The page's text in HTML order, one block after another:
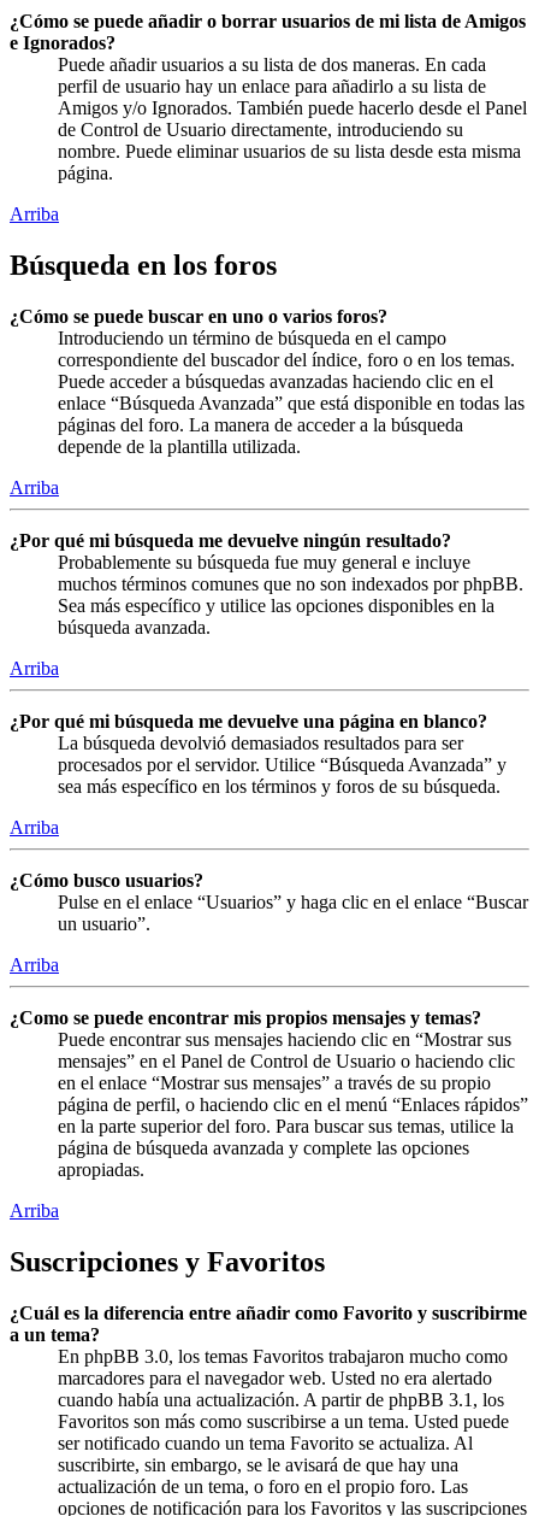
¿Cómo se puede añadir o borrar usuarios de mi lista de Amigos
e Ignorados?
Puede añadir usuarios a su lista de dos maneras. En cada
perfil de usuario hay un enlace para añadirlo a su lista de
Amigos y/o Ignorados. También puede hacerlo desde el Panel
de Control de Usuario directamente, introduciendo su
nombre. Puede eliminar usuarios de su lista desde esta misma
página.
Arriba
Búsqueda en los foros
¿Cómo se puede buscar en uno o varios foros?
Introduciendo un término de búsqueda en el campo
correspondiente del buscador del índice, foro o en los temas.
Puede acceder a búsquedas avanzadas haciendo clic en el
enlace “Búsqueda Avanzada” que está disponible en todas las
páginas del foro. La manera de acceder a la búsqueda
depende de la plantilla utilizada.
Arriba
¿Por qué mi búsqueda me devuelve ningún resultado?
Probablemente su búsqueda fue muy general e incluye
muchos términos comunes que no son indexados por phpBB.
Sea más específico y utilice las opciones disponibles en la
búsqueda avanzada.
Arriba
¿Por qué mi búsqueda me devuelve una página en blanco?
La búsqueda devolvió demasiados resultados para ser
procesados por el servidor. Utilice “Búsqueda Avanzada” y
sea más específico en los términos y foros de su búsqueda.
Arriba
¿Cómo busco usuarios?
Pulse en el enlace “Usuarios” y haga clic en el enlace “Buscar
un usuario”.
Arriba
¿Como se puede encontrar mis propios mensajes y temas?
Puede encontrar sus mensajes haciendo clic en “Mostrar sus
mensajes” en el Panel de Control de Usuario o haciendo clic
en el enlace “Mostrar sus mensajes” a través de su propio
página de perfil, o haciendo clic en el menú “Enlaces rápidos”
en la parte superior del foro. Para buscar sus temas, utilice la
página de búsqueda avanzada y complete las opciones
apropiadas.
Arriba
Suscripciones y Favoritos
¿Cuál es la diferencia entre añadir como Favorito y suscribirme
a un tema?
En phpBB 3.0, los temas Favoritos trabajaron mucho como
marcadores para el navegador web. Usted no era alertado
cuando había una actualización. A partir de phpBB 3.1, los
Favoritos son más como suscribirse a un tema. Usted puede
ser notificado cuando un tema Favorito se actualiza. Al
suscribirte, sin embargo, se le avisará de que hay una
actualización de un tema, o foro en el propio foro. Las
opciones de notificación para los Favoritos y las suscripciones